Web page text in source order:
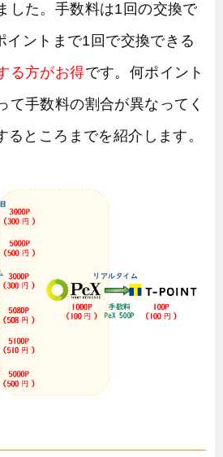
した。手数料は1回の交換で
イントまで1回で交換できる
る方がお得です。何ポイント
て手数料の割合が異なってく
るところまでを紹介します。